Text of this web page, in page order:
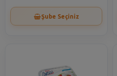
Şube Seçiniz